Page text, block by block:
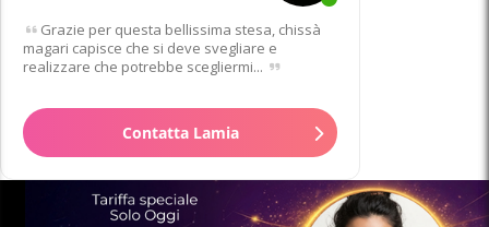
Grazie per questa bellissima stesa, chissà
magari capisce che si deve svegliare e
realizzare che potrebbe scegliermi...
Contatta Lamia